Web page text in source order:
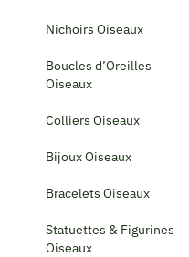
Nichoirs Oiseaux
Boucles d’Oreilles
Oiseaux
Colliers Oiseaux
Bijoux Oiseaux
Bracelets Oiseaux
Statuettes & Figurines
Oiseaux